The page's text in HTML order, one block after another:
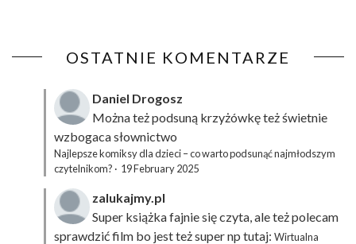
OSTATNIE KOMENTARZE
Daniel Drogosz
Można też podsuną krzyżówkęteż świetnie
wzbogaca słownictwo
Najlepsze komiksy dla dzieci – co warto podsunąć najmłodszym
czytelnikom? · 19 February 2025
zalukajmy.pl
Super książka fajnie się czyta, ale też polecam
sprawdzić film bo jest też super np tutaj: Wirtualna